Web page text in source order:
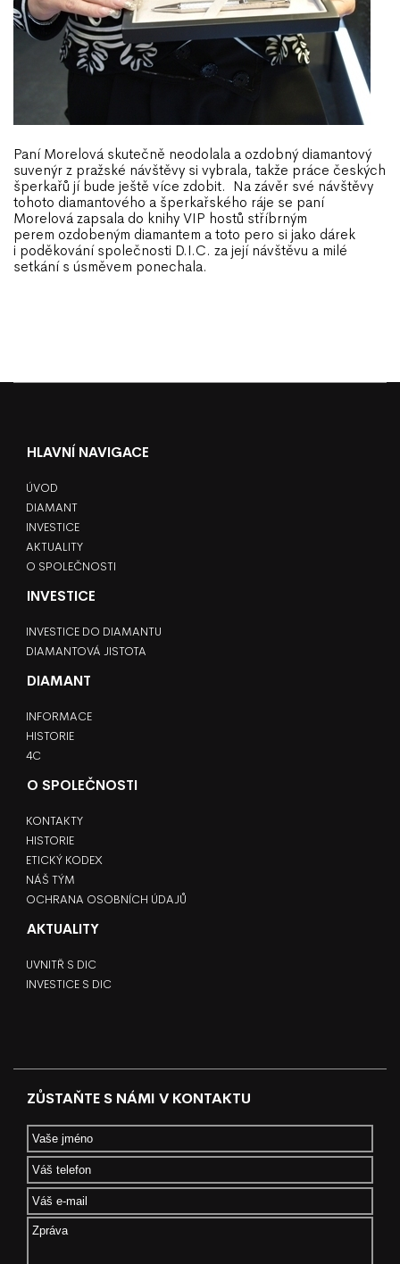
Paní Morelová skutečně neodolala a ozdobný diamantový
suvenýrz pražské návštěvy si vybrala, takže práce českých
šperkařů jí bude ještě více zdobit. Na závěr své návštěvy
tohoto diamantového a šperkařského ráje se paní
Morelová zapsala do knihy VIP hostů stříbrným
perem ozdobeným diamantem a toto pero si jako dárek
i poděkování společnosti D.I.C. za její návštěvu a milé
setkání s úsměvem ponechala.
HLAVNÍ NAVIGACE
ÚVOD
DIAMANT
INVESTICE
AKTUALITY
O SPOLEČNOSTI
INVESTICE
INVESTICE DO DIAMANTU
DIAMANTOVÁ JISTOTA
DIAMANT
INFORMACE
HISTORIE
4C
O SPOLEČNOSTI
KONTAKTY
HISTORIE
ETICKÝ KODEX
NÁŠ TÝM
OCHRANA OSOBNÍCH ÚDAJŮ
AKTUALITY
UVNITŘ S DIC
INVESTICE S DIC
ZŮSTAŇTE S NÁMI V KONTAKTU
Your Name
Your Telephone
Your Email
Message